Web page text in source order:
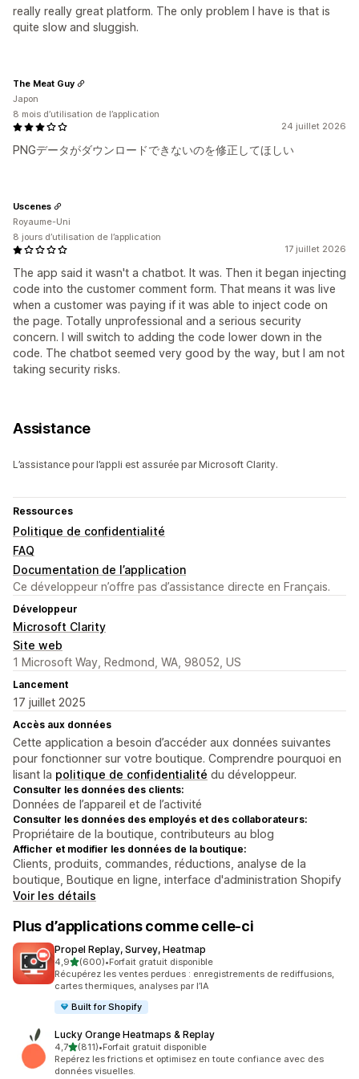
really really great platform. The only problem I have is that is
quite slow and sluggish.
24 juillet 2026
PNGデータがダウンロードできないのを修正してほしい
The Meat Guy
Japon
8 mois d’utilisation de l’application
17 juillet 2026
The app said it wasn't a chatbot. It was. Then it began injecting
code into the customer comment form. That means it was live
when a customer was paying if it was able to inject code on
the page. Totally unprofessional and a serious security
concern. I will switch to adding the code lower down in the
code. The chatbot seemed very good by the way, but I am not
taking security risks.
Uscenes
Royaume-Uni
8 jours d’utilisation de l’application
Assistance
L’assistance pour l’appli est assurée par Microsoft Clarity.
Ressources
Politique de confidentialité
FAQ
Documentation de l’application
Ce développeur n’offre pas d’assistance directe en Français.
Développeur
Microsoft Clarity
Site web
1 Microsoft Way, Redmond, WA, 98052, US
Lancement
17 juillet 2025
Accès aux données
Cette application a besoin d’accéder aux données suivantes
pour fonctionner sur votre boutique. Comprendre pourquoi en
lisant la politique de confidentialité du développeur.
Consulter les données des clients:
Données de l’appareil et de l’activité
Consulter les données des employés et des collaborateurs:
Propriétaire de la boutique, contributeurs au blog
Afficher et modifier les données de la boutique:
Clients, produits, commandes, réductions, analyse de la
boutique, Boutique en ligne, interface d'administration Shopify
Voir les détails
Plus d’applications comme celle-ci
Propel Replay, Survey, Heatmap
4,9étoile(s) sur 5
(600)
600 avis au total
•Forfait gratuit disponible
Récupérez les ventes perdues : enregistrements de rediffusions,
cartes thermiques, analyses par l’IA
Built for Shopify
Lucky Orange Heatmaps & Replay
4,7étoile(s) sur 5
(811)
811 avis au total
•Forfait gratuit disponible
Repérez les frictions et optimisez en toute confiance avec des
données visuelles.